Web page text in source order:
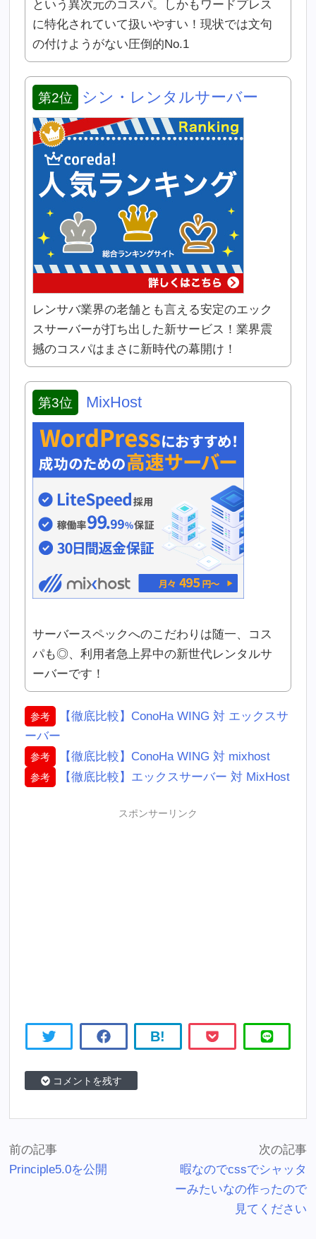
という異次元のコスパ。しかもワードプレス
に特化されていて扱いやすい！現状では文句
の付けようがない圧倒的No.1
第2位 シン・レンタルサーバー
レンサバ業界の老舗とも言える安定のエック
スサーバーが打ち出した新サービス！業界震
撼のコスパはまさに新時代の幕開け！
第3位 MixHost
サーバースペックへのこだわりは随一、コス
パも◎、利用者急上昇中の新世代レンタルサ
ーバーです！
参考
【徹底比較】ConoHa WING 対 エックスサ
ーバー
参考 【徹底比較】ConoHa WING 対 mixhost
参考 【徹底比較】エックスサーバー 対 MixHost
スポンサーリンク
B!
コメントを残す
前の記事
Principle5.0を公開
次の記事
暇なのでcssでシャッタ
ーみたいなの作ったので
見てください